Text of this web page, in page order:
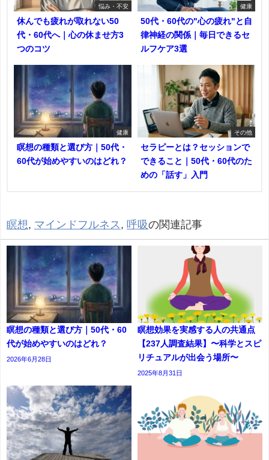
悩み・不安
休んでも疲れが取れない50
代・60代へ｜心の休ませ方3
つのコツ
健康
50代・60代の"心の疲れ"と自
律神経の関係｜毎日できるセ
ルフケア3選
健康
瞑想の種類と選び方｜50代・
60代が始めやすいのはどれ？
その他
セラピーとは？セッションで
できること｜50代・60代のた
めの「話す」入門
瞑想, マインドフルネス , 呼吸の関連記事
瞑想の種類と選び方｜50代・60
代が始めやすいのはどれ？
2026年6月28日
瞑想効果を実感する人の共通点
【237人調査結果】〜科学とスピ
リチュアルが出会う場所〜
2025年8月31日